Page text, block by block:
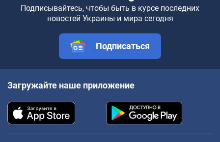
Подписывайтесь, чтобы быть в курсе последних
новостей Украины и мира сегодня
Подписаться
Загружайте наше приложение